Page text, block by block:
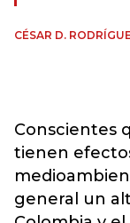
CÉSAR D.
Conscientes
tienen
general un